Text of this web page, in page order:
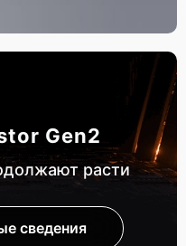
Gen2
расти
сведения